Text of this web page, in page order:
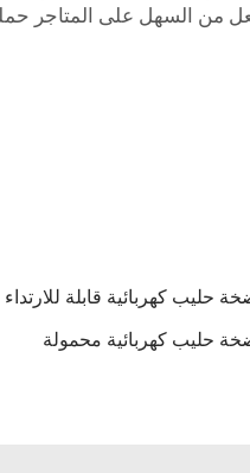
من السهل على المتاجر
حليب كهربائية قابلة للارتداء
حليب كهربائية محمولة